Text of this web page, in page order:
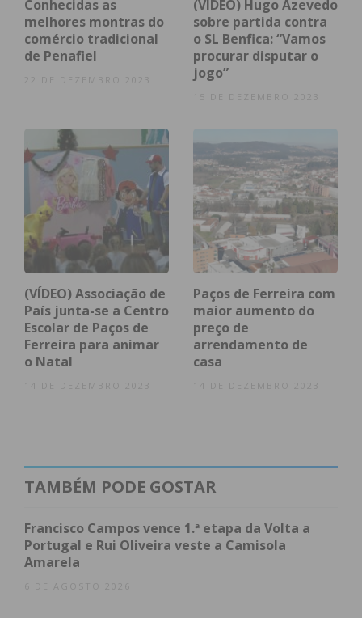
Paredes que aglomera o maior número destas
empresas, 26, seguido por Paços de Ferreira, que
reúne 20 PME de Excelência. Já Penafiel tem 11
empresas reconhecidas e Lousada oito.
Criado em 2009, o estatuto “PME de Excelência”
pretende dar um “selo de reputação” às empresas,
para se relacionarem com o meio empresarial
(fornecedores, clientes, sistema financeiro e
autoridades nacionais e regionais) “numa base de
confiança facilitadora do desenvolvimento dos seus
negócios”.
Subscreva a newsletter do
Imediato
Eu li e concordo com ostermos e
Conhecidas as
melhores montras do
comércio tradicional
de Penafiel
(VÍDEO) Hugo Azevedo
sobre partida contra
o SL Benfica: “Vamos
procurar disputar o
jogo”
(VÍDEO) Associação de
País junta-se a Centro
Escolar de Paços de
Ferreira para animar
o Natal
14 DE DEZEMBRO 2023
Paços de Ferreira com
maior aumento do
preço de
arrendamento de
casa
14 DE DEZEMBRO 2023
TAMBÉM PODE GOSTAR
Francisco Campos vence 1.ª etapa da Volta a
Portugal e Rui Oliveira veste a Camisola
Amarela
6 DE AGOSTO 2026